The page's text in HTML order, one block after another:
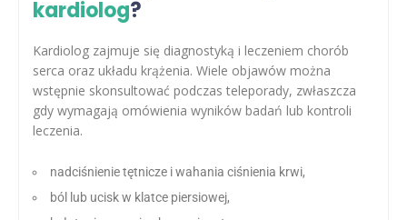
kardiolog?
Kardiolog zajmuje się diagnostyką i leczeniem chorób
serca oraz układu krążenia. Wiele objawów można
wstępnie skonsultować podczas teleporady, zwłaszcza
gdy wymagają omówienia wyników badań lub kontroli
leczenia.
nadciśnienie tętnicze i wahania ciśnienia krwi,
ból lub ucisk w klatce piersiowej,